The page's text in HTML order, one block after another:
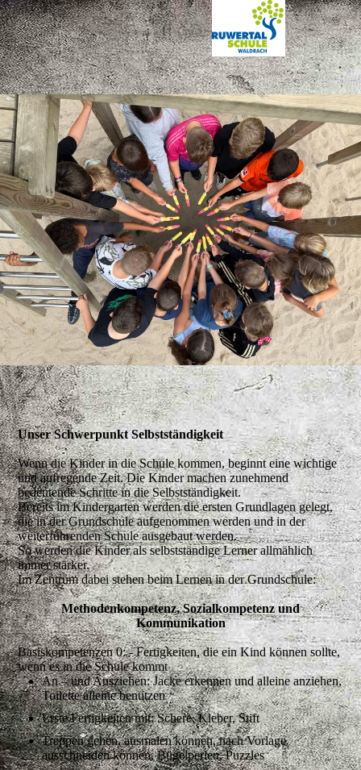
Unser Schwerpunkt Selbstständigkeit
Wenn die Kinder in die Schule kommen, beginnt eine wichtige
und aufregende Zeit. Die Kinder machen zunehmend
bedeutende Schritte in die Selbstständigkeit.
Bereits im Kindergarten werden die ersten Grundlagen gelegt,
die in der Grundschule aufgenommen werden und in der
weiterführenden Schule ausgebaut werden.
So werden die Kinder als selbstständige Lerner allmählich
immer stärker.
Im Zentrum dabei stehen beim Lernen in der Grundschule:
Methodenkompetenz, Sozialkompetenz und
Kommunikation
Basiskompetenzen 0: - Fertigkeiten, die ein Kind können sollte,
wenn es in die Schule kommt
An – und Ausziehen: Jacke erkennen und alleine anziehen,
Toilette alleine benutzen
Erste Fertigkeiten mit: Schere, Kleber, Stift
Treppen gehen, ausmalen können, nach Vorlage
ausschneiden können, Bügelperlen, Puzzles